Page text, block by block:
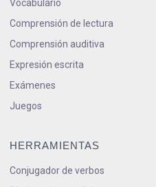
Vocabulario
Comprensión de lectura
Comprensión auditiva
Expresión escrita
Exámenes
Juegos
HERRAMIENTAS
Conjugador de verbos